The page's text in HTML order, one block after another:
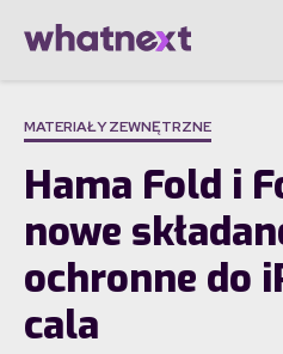
MATERIAŁY ZEWNĘTRZNE
Hama Fold i
nowe
ochronne do
cala